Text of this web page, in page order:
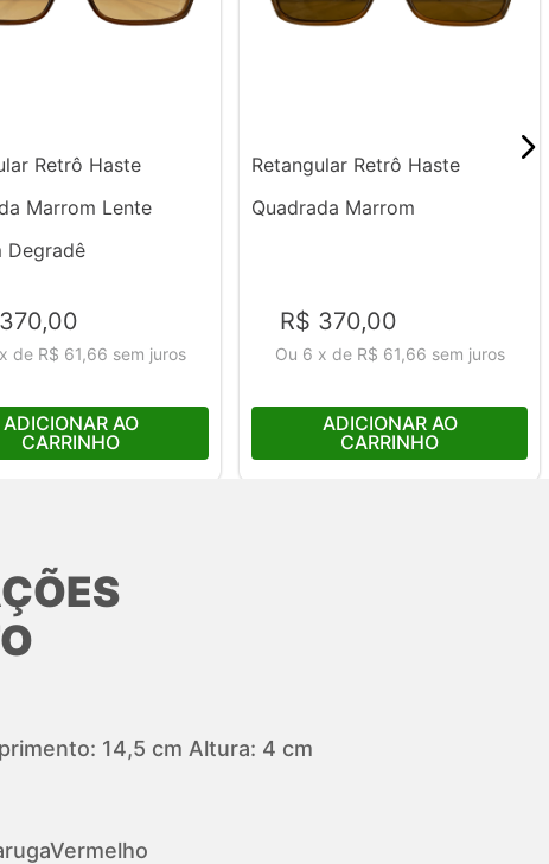
Retrô Haste
Marrom Lente
Degradê
370,00
x de R$ 61,66 sem juros
ADICIONAR AO
CARRINHO
Retangular Retrô Haste
Quadrada Marrom
R$ 370,00
Ou 6 x de R$ 61,66 sem juros
ADICIONAR AO
CARRINHO
14,5 cm Altura: 4 cm
Vermelho